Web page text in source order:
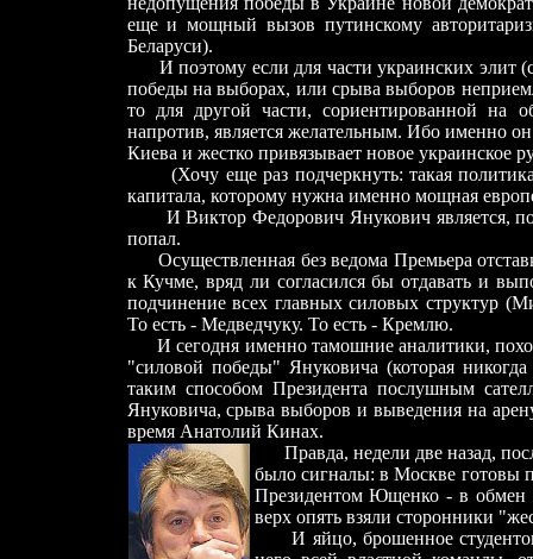
еще и мощный вызов путинскому
Беларуси).
И поэтому если для части украинских элит
победы на выборах, или срыва выборов
то для другой части, сориентированной на
напротив, является желательным. Ибо именно он
Киева и жестко привязывает новое украинское
(Хочу еще раз подчеркнуть: такая
капитала, которому нужна именно мощная
И Виктор Федорович Янукович является,
попал.
Осуществленная без ведома Премьера
к Кучме, вряд ли согласился бы отдавать и
подчинение всех главных силовых структур
То есть -Медведчуку. То есть -Кремлю.
И сегодня именно тамошние аналитики,
"силовой победы" Януковича (которая
таким способом Президента послушным
Януковича, срыва выборов и выведения на
время Анатолий Кинах.
Правда, недели две назад,
было сигналы: в Москве готовы
Президентом Ющенко- в обмен
верх опять взяли сторонники
И яйцо, брошенное